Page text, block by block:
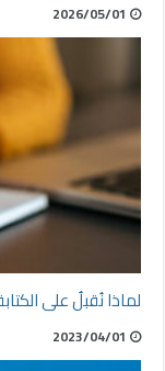
2026/05/01
لماذا نُقبلُ على
2023/04/01